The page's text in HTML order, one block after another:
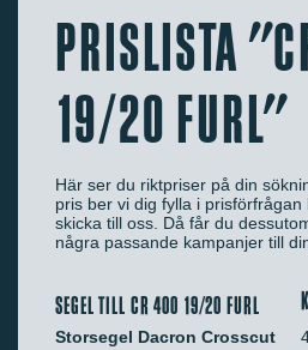
PRISLISTA
19/20 FURL"
Här ser du riktpriser på din
pris ber vi dig fylla i prisförfrågan
skicka till oss. Då får du
några passande kampanjer till
SEGEL TILL CR 400 19/20 FURL
Storsegel Dacron Crosscut